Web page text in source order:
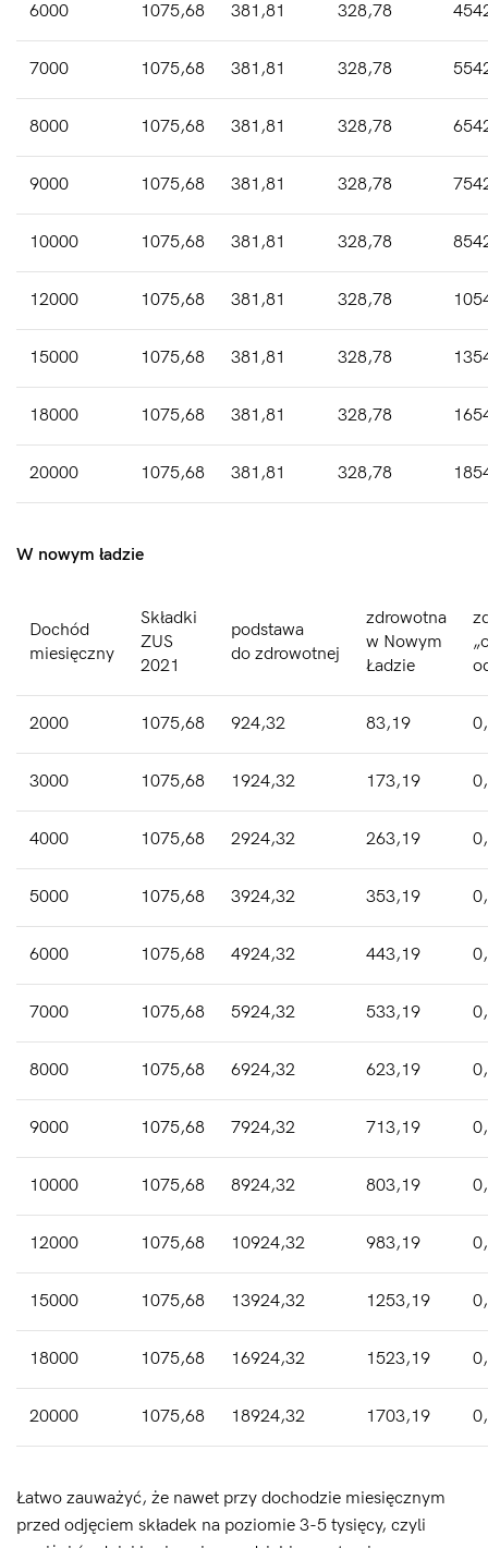
6000 1075,68 381,81 328,78
7000 1075,68 381,81 328,78
8000 1075,68 381,81 328,78
9000 1075,68 381,81 328,78
10000 1075,68 381,81 328,78
12000 1075,68 381,81 328,78
15000 1075,68 381,81 328,78
18000 1075,68 381,81 328,78
20000 1075,68 381,81 328,78
W nowym ładzie
Dochód
miesięczny
Składki
ZUS
2021
podstawa
do zdrowotnej
zdrowotna
w Nowym
Ładzie
2000 1075,68 924,32 83,19
3000 1075,68 1924,32 173,19
4000 1075,68 2924,32 263,19
5000 1075,68 3924,32 353,19
6000 1075,68 4924,32 443,19
7000 1075,68 5924,32 533,19
8000 1075,68 6924,32 623,19
9000 1075,68 7924,32 713,19
10000 1075,68 8924,32 803,19
12000 1075,68 10924,32 983,19
15000 1075,68 13924,32 1253,19
18000 1075,68 16924,32 1523,19
20000 1075,68 18924,32 1703,19
Łatwo zauważyć, że nawet przy dochodzie miesięcznym
przed odjęciem składek na poziomie 3-5 tysięcy, czyli